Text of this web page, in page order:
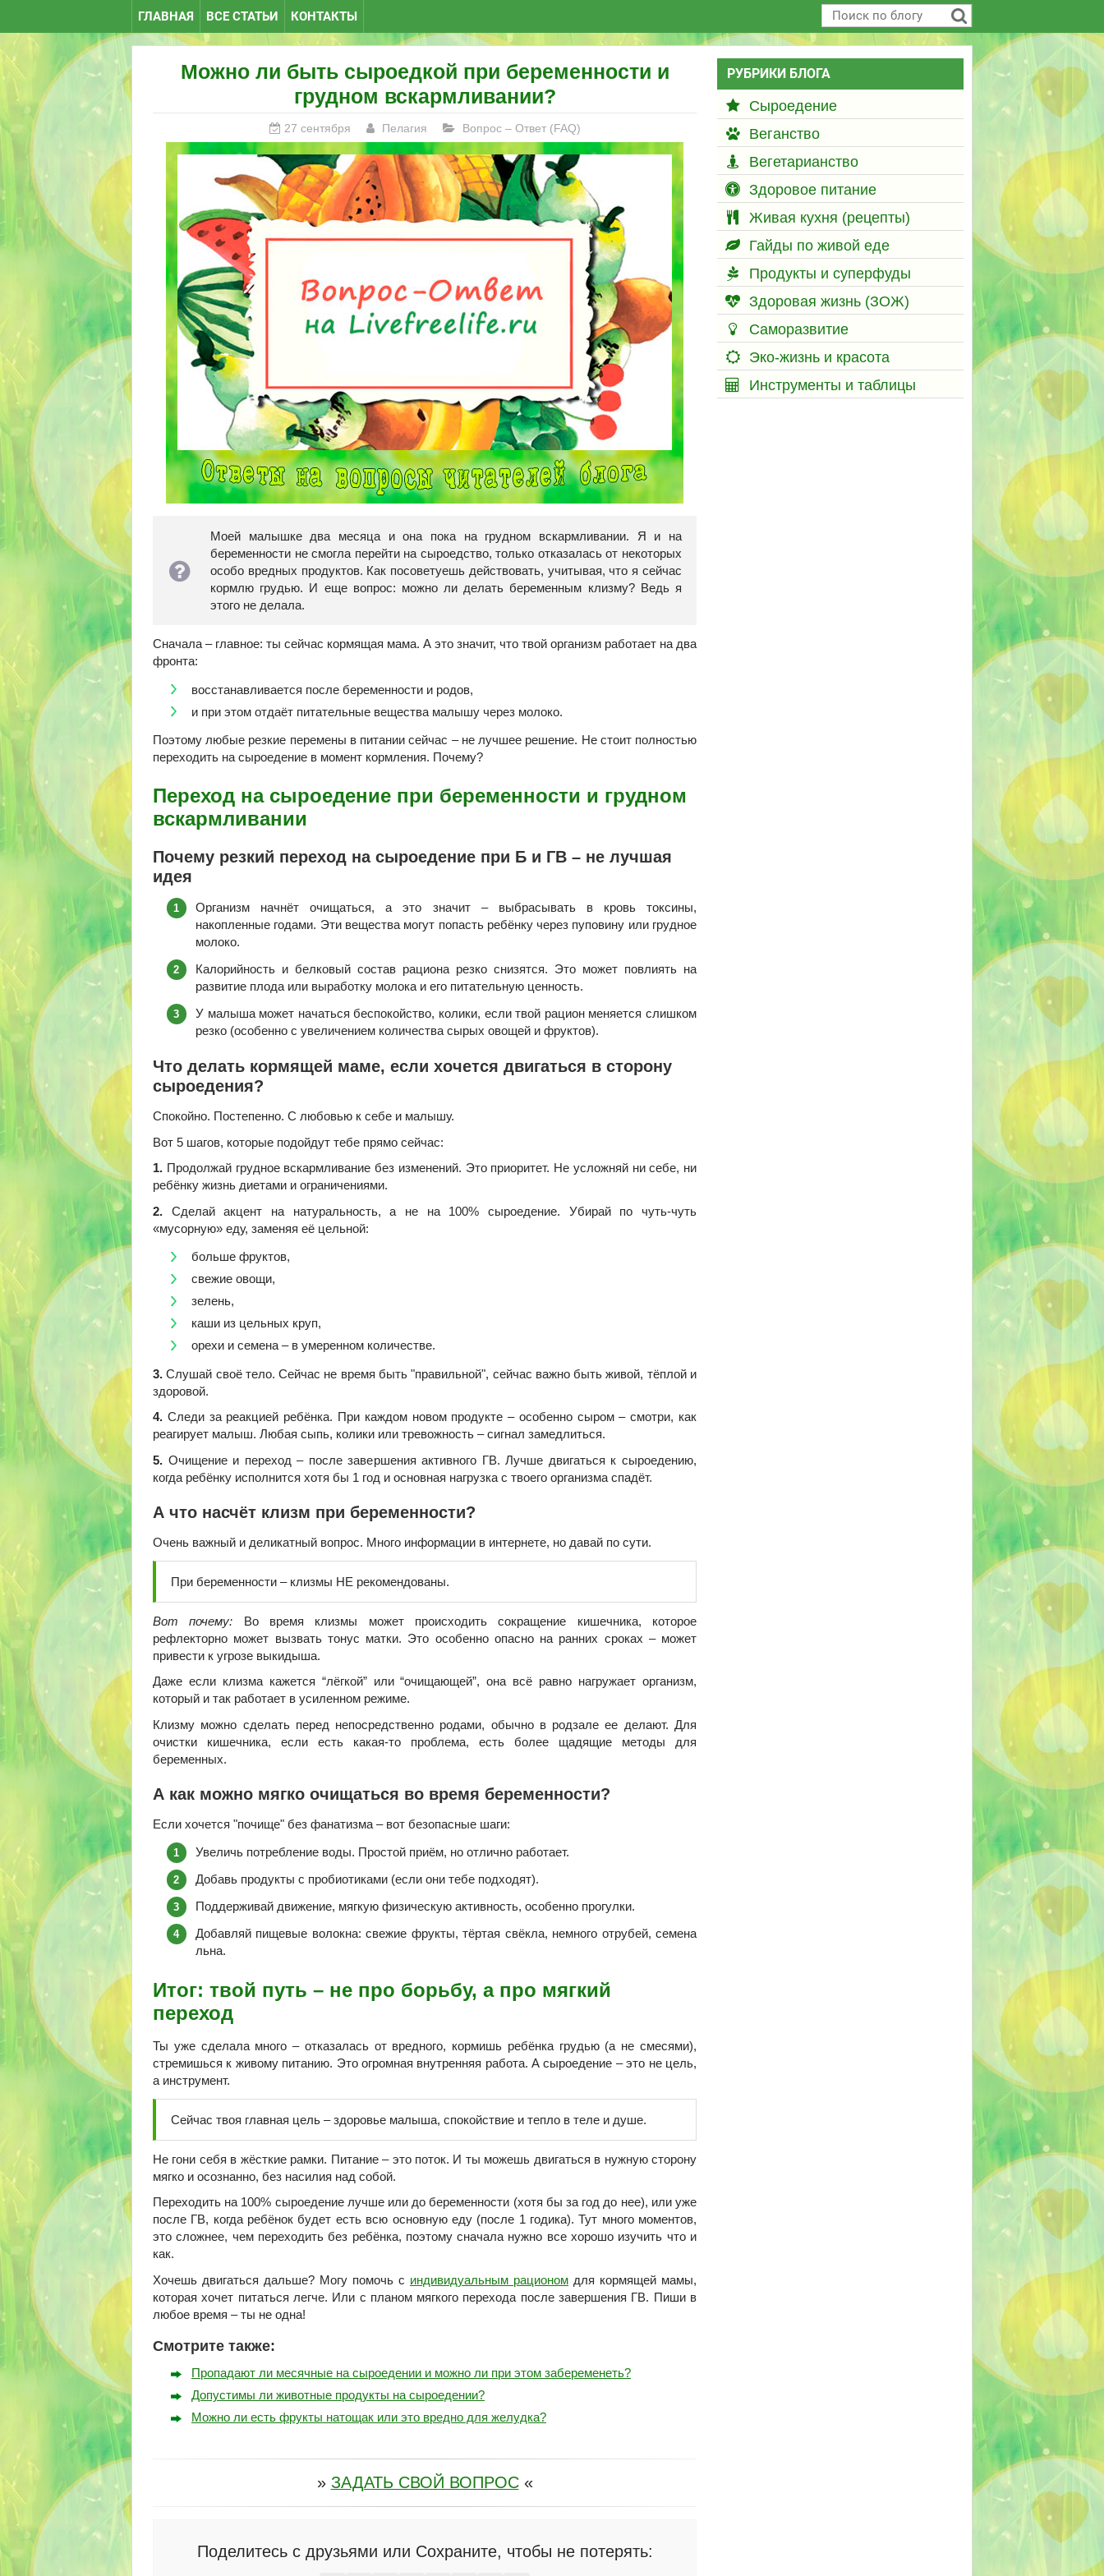
ГЛАВНАЯ ВСЕ СТАТЬИ КОНТАКТЫ
Можно ли быть сыроедкой при беременности и
грудном вскармливании?
27 сентября Пелагия Вопрос – Ответ (FAQ)
Моей малышке два месяца и она пока на грудном вскармливании. Я и на
беременности не смогла перейти на сыроедство, только отказалась от некоторых
особо вредных продуктов. Как посоветуешь действовать, учитывая, что я сейчас
кормлю грудью. И еще вопрос: можно ли делать беременным клизму? Ведь я
этого не делала.
Сначала – главное: ты сейчас кормящая мама. А это значит, что твой организм работает на два
фронта:
восстанавливается после беременности и родов,
и при этом отдаёт питательные вещества малышу через молоко.
Поэтому любые резкие перемены в питании сейчас – не лучшее решение. Не стоит полностью
переходить на сыроедение в момент кормления. Почему?
Переход на сыроедение при беременности и грудном
вскармливании
Почему резкий переход на сыроедение при Б и ГВ – не лучшая
идея
Организм начнёт очищаться, а это значит – выбрасывать в кровь токсины,
накопленные годами. Эти вещества могут попасть ребёнку через пуповину или грудное
молоко.
Калорийность и белковый состав рациона резко снизятся. Это может повлиять на
развитие плода или выработку молока и его питательную ценность.
У малыша может начаться беспокойство, колики, если твой рацион меняется слишком
резко (особенно с увеличением количества сырых овощей и фруктов).
Что делать кормящей маме, если хочется двигаться в сторону
сыроедения?
Спокойно. Постепенно. С любовью к себе и малышу.
Вот 5 шагов, которые подойдут тебе прямо сейчас:
1. Продолжай грудное вскармливание без изменений. Это приоритет. Не усложняй ни себе, ни
ребёнку жизнь диетами и ограничениями.
2. Сделай акцент на натуральность, а не на 100% сыроедение. Убирай по чуть-чуть
«мусорную» еду, заменяя её цельной:
больше фруктов,
свежие овощи,
зелень,
каши из цельных круп,
орехи и семена – в умеренном количестве.
3. Слушай своё тело. Сейчас не время быть "правильной", сейчас важно быть живой, тёплой и
здоровой.
4. Следи за реакцией ребёнка. При каждом новом продукте – особенно сыром – смотри, как
реагирует малыш. Любая сыпь, колики или тревожность – сигнал замедлиться.
5. Очищение и переход – после завершения активного ГВ. Лучше двигаться к сыроедению,
когда ребёнку исполнится хотя бы 1 год и основная нагрузка с твоего организма спадёт.
А что насчёт клизм при беременности?
Очень важный и деликатный вопрос. Много информации в интернете, но давай по сути.
При беременности – клизмы НЕ рекомендованы.
Вот почему: Во время клизмы может происходить сокращение кишечника, которое
рефлекторно может вызвать тонус матки. Это особенно опасно на ранних сроках – может
привести к угрозе выкидыша.
Даже если клизма кажется “лёгкой” или “очищающей”, она всё равно нагружает организм,
который и так работает в усиленном режиме.
Клизму можно сделать перед непосредственно родами, обычно в родзале ее делают. Для
очистки кишечника, если есть какая-то проблема, есть более щадящие методы для
беременных.
А как можно мягко очищаться во время беременности?
Если хочется "почище" без фанатизма – вот безопасные шаги:
Увеличь потребление воды. Простой приём, но отлично работает.
Добавь продукты с пробиотиками (если они тебе подходят).
Поддерживай движение, мягкую физическую активность, особенно прогулки.
Добавляй пищевые волокна: свежие фрукты, тёртая свёкла, немного отрубей, семена
льна.
Итог: твой путь – не про борьбу, а про мягкий
переход
Ты уже сделала много – отказалась от вредного, кормишь ребёнка грудью (а не смесями),
стремишься к живому питанию. Это огромная внутренняя работа. А сыроедение – это не цель,
а инструмент.
Сейчас твоя главная цель – здоровье малыша, спокойствие и тепло в теле и душе.
Не гони себя в жёсткие рамки. Питание – это поток. И ты можешь двигаться в нужную сторону
мягко и осознанно, без насилия над собой.
Переходить на 100% сыроедение лучше или до беременности (хотя бы за год до нее), или уже
после ГВ, когда ребёнок будет есть всю основную еду (после 1 годика). Тут много моментов,
это сложнее, чем переходить без ребёнка, поэтому сначала нужно все хорошо изучить что и
как.
Хочешь двигаться дальше? Могу помочь с индивидуальным рационом для кормящей мамы,
которая хочет питаться легче. Или с планом мягкого перехода после завершения ГВ. Пиши в
любое время – ты не одна!
Смотрите также:
Пропадают ли месячные на сыроедении и можно ли при этом забеременеть?
Допустимы ли животные продукты на сыроедении?
Можно ли есть фрукты натощак или это вредно для желудка?
» ЗАДАТЬ СВОЙ ВОПРОС«
Поделитесь с друзьями или Сохраните, чтобы не потерять:
РУБРИКИ БЛОГА
Сыроедение
Веганство
Вегетарианство
Здоровое питание
Живая кухня (рецепты)
Гайды по живой еде
Продукты и суперфуды
Здоровая жизнь (ЗОЖ)
Саморазвитие
Эко-жизнь и красота
Инструменты и таблицы